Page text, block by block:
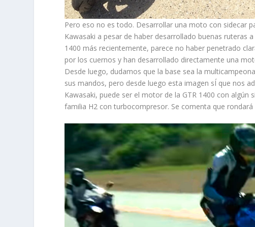
Pero eso no es todo. Desarrollar una moto con sidecar
Kawasaki a pesar de haber desarrollado buenas ruteras
1400 más recientemente, parece no haber penetrado
por los cuernos y han desarrollado directamente una
Desde luego, dudamos que la base sea la
sus mandos, pero desde luego esta imagen sÍ que nos
Kawasaki, puede ser el motor de la GTR 1400 con
familia H2 con turbocompresor. Se comenta que